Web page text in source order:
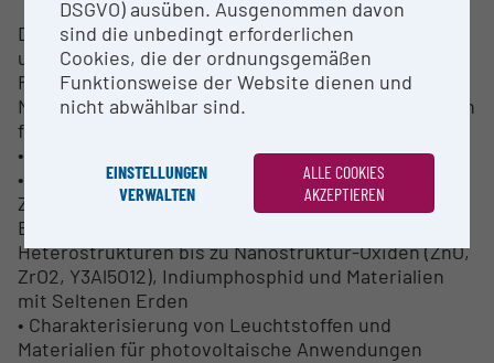
Das Gerät wird zur hochaufgelösten physikalischen
und chemischen Charakterisierung von
Festkörperoberflächen, sowie Mikro- und
Nanostrukturen verwendet. Typische Anwendungen
finden sich im Bereich der
• Charakterisierung von Halbleiterstrukturen
• Untersuchung optoelektronischer Materialien im
Zusammenhang mit Nitrid-Halbleiter-
Beschichtungen, Nanostrukturen und
Heterostrukturen bis zu Nanostruktur-Oxiden (ZnO,
ZrO2, Y3Al5O12), Indiumphosphid und Materialien
mit Seltenen Erden
• Charakterisierung von Leuchtstoffen und
Materialien für photovoltaische Anwendungen
DSGVO) ausüben. Ausgenommen davon
sind die unbedingt erforderlichen
Cookies, die der ordnungsgemäßen
Funktionsweise der Website dienen und
nicht abwählbar sind.
EINSTELLUNGEN
VERWALTEN
ALLE COOKIES
AKZEPTIEREN